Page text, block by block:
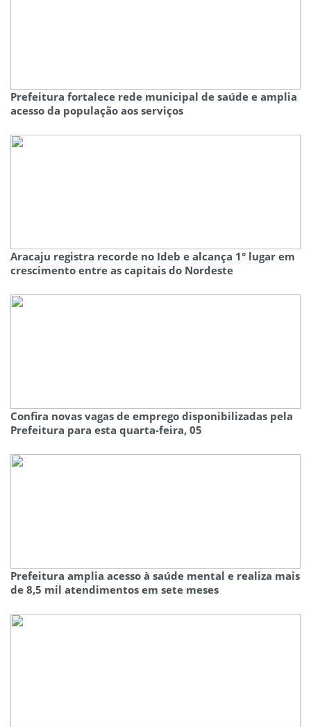
Prefeitura fortalece rede municipal de saúde e amplia
acesso da população aos serviços
Aracaju registra recorde no Ideb e alcança 1° lugar em
crescimento entre as capitais do Nordeste
Confira novas vagas de emprego disponibilizadas pela
Prefeitura para esta quarta-feira, 05
Prefeitura amplia acesso à saúde mental e realiza mais
de 8,5 mil atendimentos em sete meses